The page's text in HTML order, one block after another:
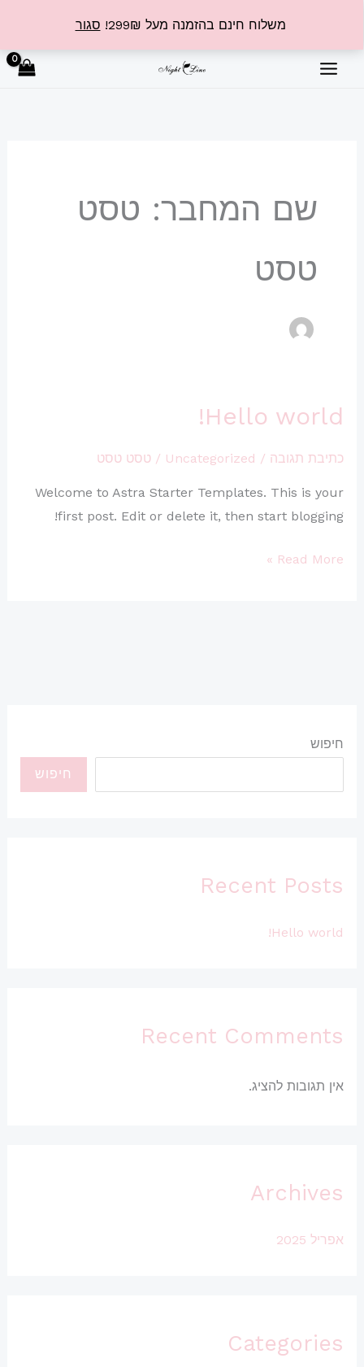
משלוח חינם בהזמנה מעל 299₪! סגור
שם המחבר: טסט
טסט
Hello world!
כתיבת תגובה /
Uncategorized
/ טסט טסט
Welcome to Astra Starter Templates. This is your
first post. Edit or delete it, then start blogging!
Hello
Read More »
חיפוש
חיפוש
Recent Posts
Hello world!
Recent Comments
אין תגובות להציג.
Archives
אפריל 2025
Categories